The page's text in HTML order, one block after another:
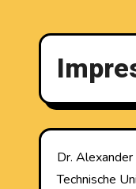
Dr. Alexander
Technische